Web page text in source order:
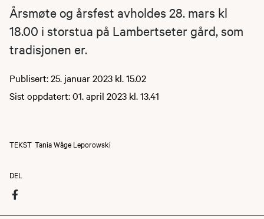
Årsmøte og årsfest avholdes 28. mars kl
18.00 i storstua på Lambertseter gård, som
tradisjonen er.
Publisert: 25. januar 2023 kl. 15.02
Sist oppdatert: 01. april 2023 kl. 13.41
TEKST Tania Wåge Leporowski
DEL